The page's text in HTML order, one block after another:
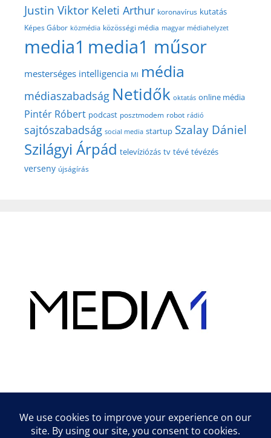
Justin Viktor Keleti Arthur koronavírus kutatás
Képes Gábor közmédia közösségi média magyar médiahelyzet
media1 media1 műsor
mesterséges intelligencia MI média
médiaszabadság Netidők oktatás online média
Pintér Róbert podcast posztmodem robot rádió
sajtószabadság social media startup Szalay Dániel
Szilágyi Árpád televíziózás tv tévé tévézés
verseny újságírás